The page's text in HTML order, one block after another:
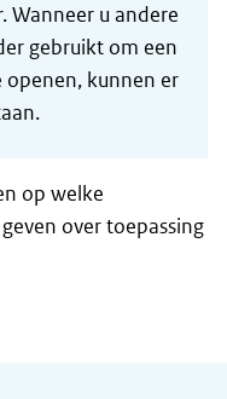
Wanneer u andere
gebruikt om een
kunnen er
op welke
over toepassing